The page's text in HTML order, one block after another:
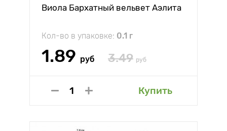
Виола Бархатный вельвет Аэлита
Кол-во в упаковке: 0.1 г
1.89 руб 3.49 руб
Купить